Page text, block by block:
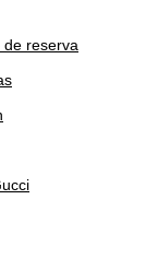
reserva